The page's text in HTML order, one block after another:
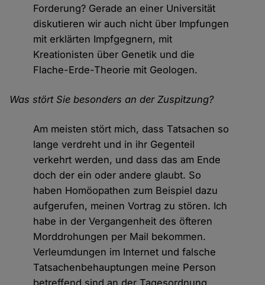
Forderung? Gerade an einer Universität
diskutieren wir auch nicht über Impfungen
mit erklärten Impfgegnern, mit
Kreationisten über Genetik und die
Flache-Erde-Theorie mit Geologen.
Was stört Sie besonders an der Zuspitzung?
Am meisten stört mich, dass Tatsachen so
lange verdreht und in ihr Gegenteil
verkehrt werden, und dass das am Ende
doch der ein oder andere glaubt. So
haben Homöopathen zum Beispiel dazu
aufgerufen, meinen Vortrag zu stören. Ich
habe in der Vergangenheit des öfteren
Morddrohungen per Mail bekommen.
Verleumdungen im Internet und falsche
Tatsachenbehauptungen meine Person